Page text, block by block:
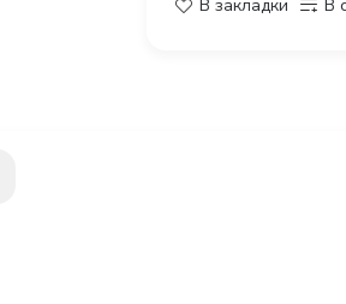
В закладки В